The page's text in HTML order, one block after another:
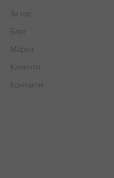
За нас
Блог
Марки
Клиенти
Контакти